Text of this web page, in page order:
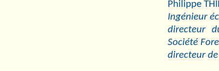
Philippe
Ingénieur
directeur
Société
directeur de